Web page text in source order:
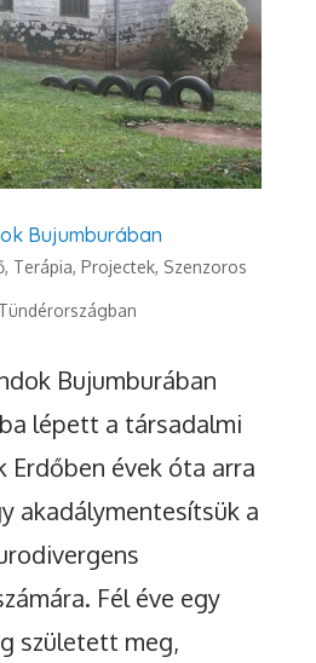
Bujumburában
Terápia, Projectek, Szenzoros
Bujumburában
lépett a társadalmi
Erdőben évek óta arra
akadálymentesítsük a
Fél éve egy
született meg,